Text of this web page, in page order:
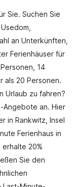
Sie. Suchen Sie
an Unterkünften,
Ferienhäuser für
14
als 20 Personen.
Urlaub zu fahren?
Angebote an. Hier
in Rankwitz, Insel
Ferienhaus in
erhalte 20%
Sie den